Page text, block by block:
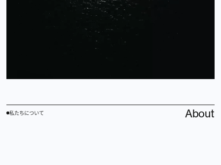
私たちについて About
About